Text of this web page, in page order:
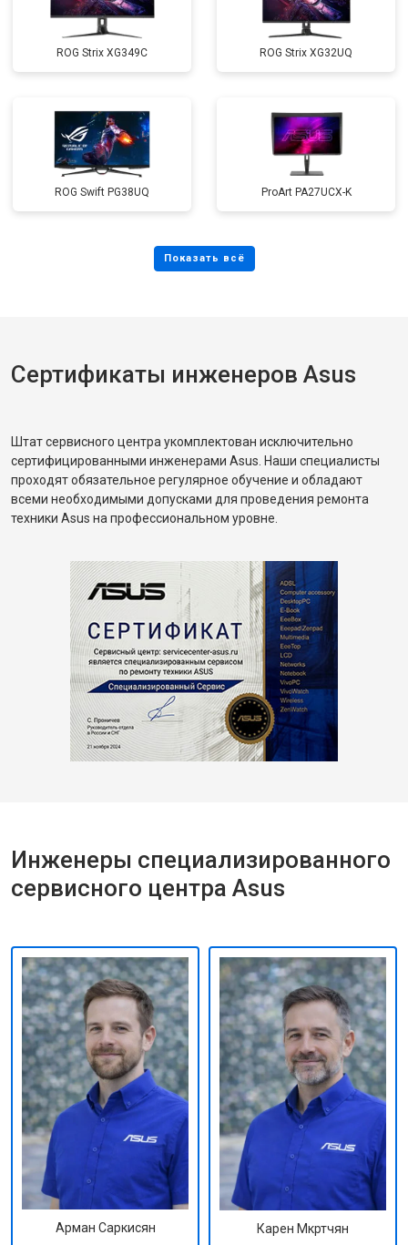
ROG Strix XG349C ROG Strix XG32UQ
ROG Swift PG38UQ ProArt PA27UCX-K
Сертификаты инженеров Asus
Штат сервисного центра укомплектован исключительно
сертифицированными инженерами Asus. Наши специалисты
проходят обязательное регулярное обучение и обладают
всеми необходимыми допусками для проведения ремонта
техники Asus на профессиональном уровне.
Инженеры специализированного
сервисного центра Asus
Арман Саркисян Карен Мкртчян